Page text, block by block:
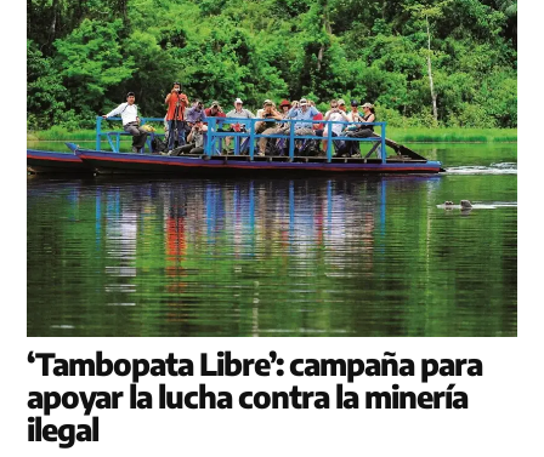
‘Tambopata Libre’: campaña para
apoyar la lucha contra la minería
ilegal